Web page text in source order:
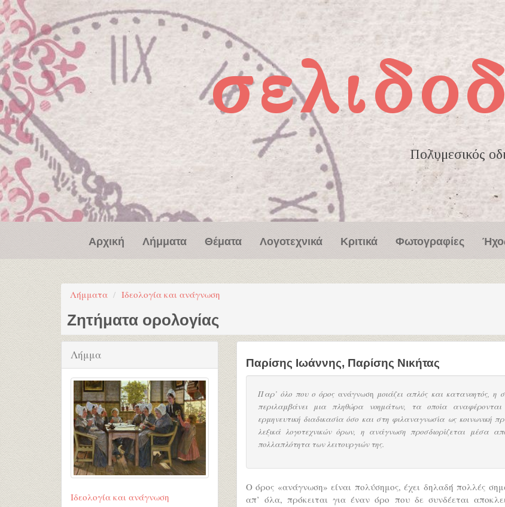
Παράκαμψη προς το κυρίως περιεχόμενο
Πολυμεσικός
Αρχική Λήμματα Θέματα Λογοτεχνικά Κριτικά Φωτογραφίες
Λήμματα Ιδεολογία και ανάγνωση
Ζητήματα ορολογίας
Παρίσης Ιωάννης, Παρίσης Νικήτας
Παρ’ όλο που ο όρος ανάγνωσημοιάζει απλός και κατανοητός, η
περιλαμβάνει μια πληθώρα νοημάτων, τα οποία
ερμηνευτική διαδικασία όσο και στη φιλαναγνωσία ως κοινωνική
λεξικά λογοτεχνικών όρων, η ανάγνωση προσδιορίζεται μέσα
πολλαπλότητα των λειτουργιών της.
Ο όρος «ανάγνωση» είναι πολύσημος, έχει δηλαδή πολλές
απ’ όλα, πρόκειται για έναν όρο που δε συνδέεται
Λήμμα
Ιδεολογία και ανάγνωση